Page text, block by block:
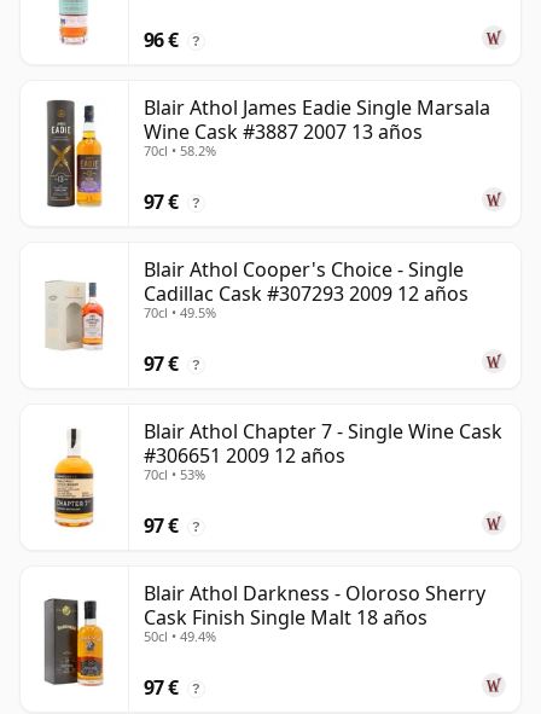
96 € ?
Blair Athol James Eadie Single Marsala
Wine Cask #3887 2007 13 años
70cl • 58.2%
97 € ?
Blair Athol Cooper's Choice - Single
Cadillac Cask #307293 2009 12 años
70cl • 49.5%
97 € ?
Blair Athol Chapter 7 - Single Wine Cask
#306651 2009 12 años
70cl • 53%
97 € ?
Blair Athol Darkness - Oloroso Sherry
Cask Finish Single Malt 18 años
50cl • 49.4%
97 € ?